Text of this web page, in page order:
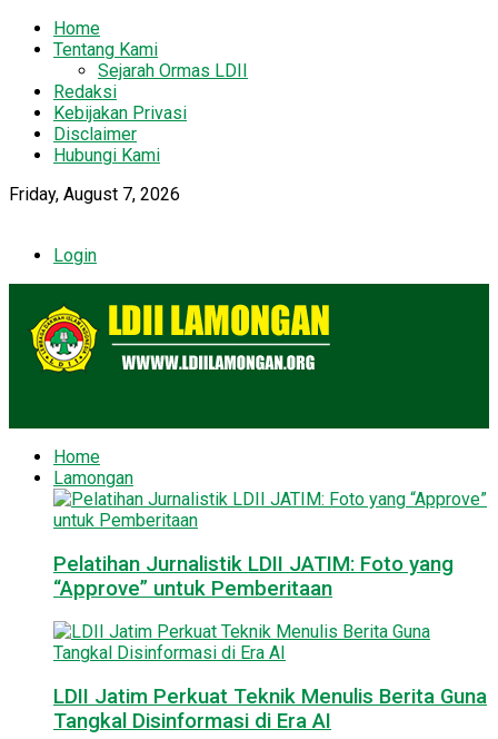
Home
Tentang Kami
Sejarah Ormas LDII
Redaksi
Kebijakan Privasi
Disclaimer
Hubungi Kami
Friday, August 7, 2026
Login
Home
Lamongan
Pelatihan Jurnalistik LDII JATIM: Foto yang
“Approve” untuk Pemberitaan
LDII Jatim Perkuat Teknik Menulis Berita Guna
Tangkal Disinformasi di Era AI